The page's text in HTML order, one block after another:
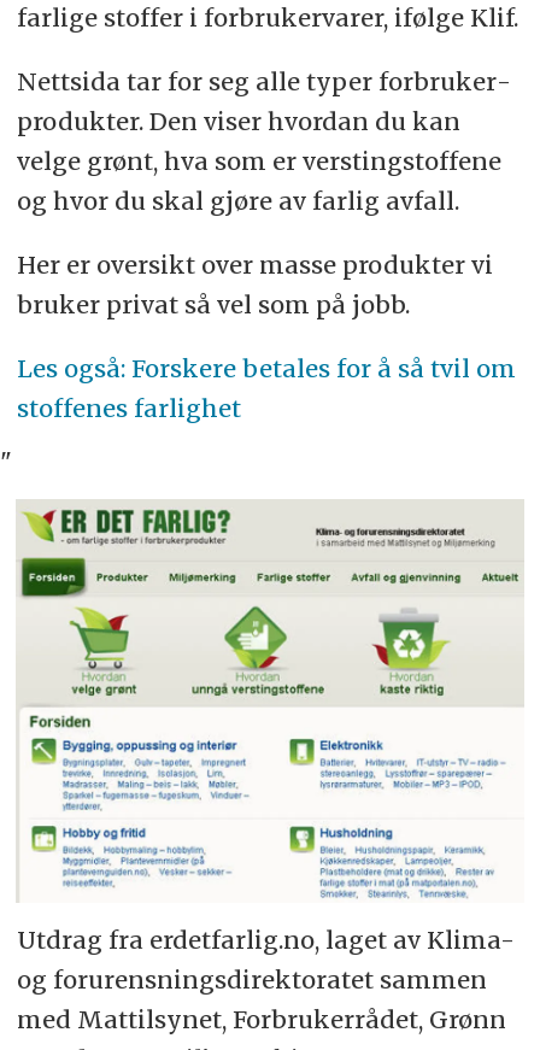
farlige stoffer i forbruker­varer, ifølge Klif.
Nettsida tar for seg alle typer forbruker­
produkter. Den viser hvordan du kan
velge grønt, hva som er versting­stoffene
og hvor du skal gjøre av farlig avfall.
Her er oversikt over masse produkter vi
bruker privat så vel som på jobb.
Les også: Forskere betales for å så tvil om
stoffenes farlighet
"
Utdrag fra erdetfarlig.no, laget av Klima-
og forurensnings­direktoratet sammen
med Mat­tilsynet, Forbruker­rådet, Grønn